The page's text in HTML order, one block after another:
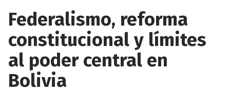
Federalismo, reforma
constitucional y límites
al poder central en
Bolivia